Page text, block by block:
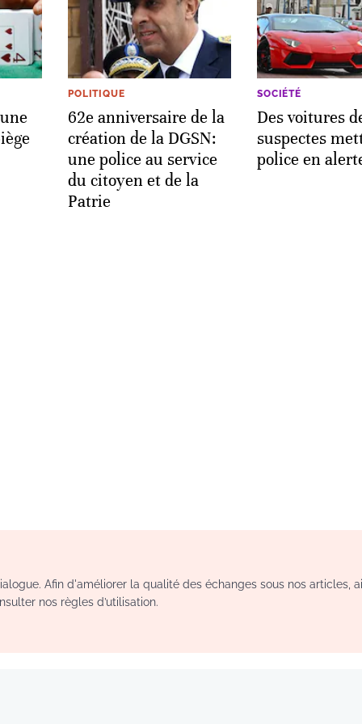
POLITIQUE
62e anniversaire de la
création de la DGSN:
une police au service
du citoyen et de la
Patrie
SOCIÉTÉ
Des voitures
suspectes
police en
Afin d'améliorer la qualité des échanges sous nos articles,
nos règles d’utilisation.